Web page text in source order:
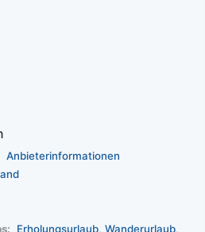
Anbieterinformationen
Erholungsurlaub Wanderurlaub